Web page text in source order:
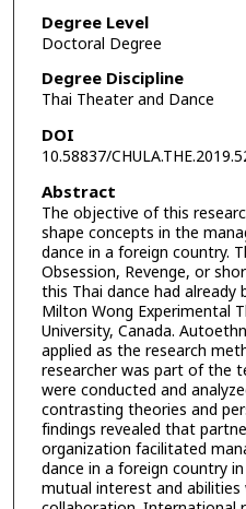
Degree Level
Doctoral Degree
Degree Discipline
Thai Theater and Dance
DOI
10.58837/
Abstract
The objective of this
shape concepts in the
dance in a foreign country.
Obsession, Revenge, or
this Thai dance had
Milton Wong Experimental
University, Canada.
applied as the research
researcher was part of the
were conducted and
contrasting theories and
findings revealed that
organization facilitated
dance in a foreign country
mutual interest and